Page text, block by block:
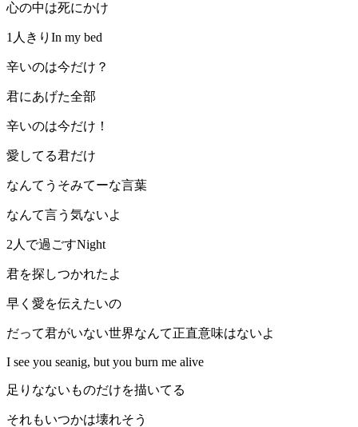
心の中は死にかけ
1人きりIn my bed
辛いのは今だけ？
君にあげた全部
辛いのは今だけ！
愛してる君だけ
なんてうそみてーな言葉
なんて言う気ないよ
2人で過ごすNight
君を探しつかれたよ
早く愛を伝えたいの
だって君がいない世界なんて正直意味はないよ
I see you seanig, but you burn me alive
足りなないものだけを描いてる
それもいつかは壊れそう